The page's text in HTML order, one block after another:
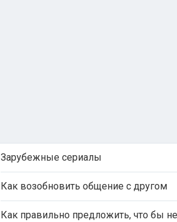
Зарубежные сериалы
Как возобновить общение с другом
Как правильно предложить, что бы не